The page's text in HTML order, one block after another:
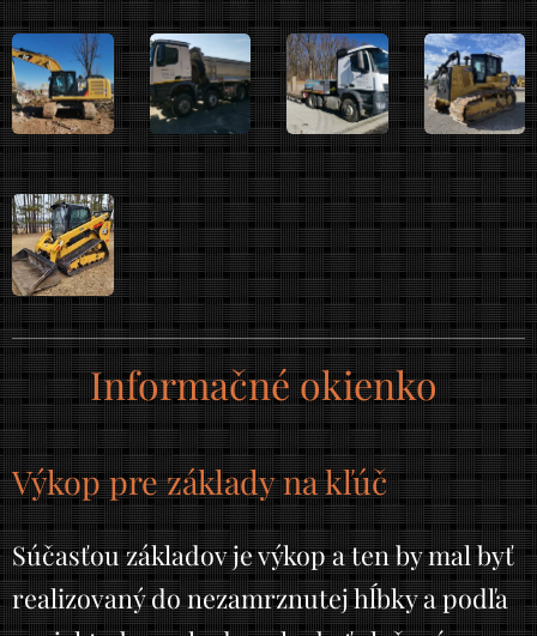
Informačné okienko
Výkop pre základy na kľúč
Súčasťou základov je výkop a ten by mal byť
realizovaný do nezamrznutej hĺbky a podľa